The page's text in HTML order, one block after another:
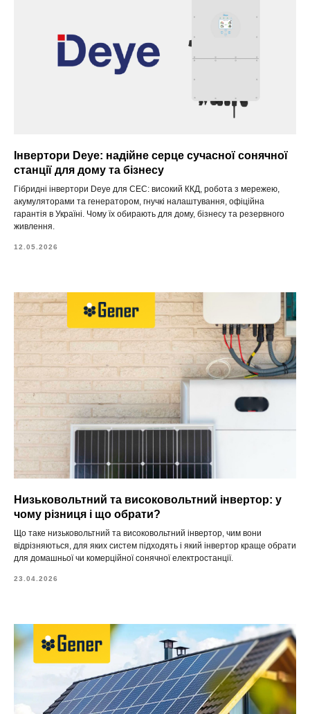
Інвертори Deye: надійне серце сучасної сонячної
станції для дому та бізнесу
Гібридні інвертори Deye для СЕС: високий ККД, робота з мережею,
акумуляторами та генератором, гнучкі налаштування, офіційна
гарантія в Україні. Чому їх обирають для дому, бізнесу та резервного
живлення.
12.05.2026
Низьковольтний та високовольтний інвертор: у
чому різниця і що обрати?
Що таке низьковольтний та високовольтний інвертор, чим вони
відрізняються, для яких систем підходять і який інвертор краще обрати
для домашньої чи комерційної сонячної електростанції.
23.04.2026